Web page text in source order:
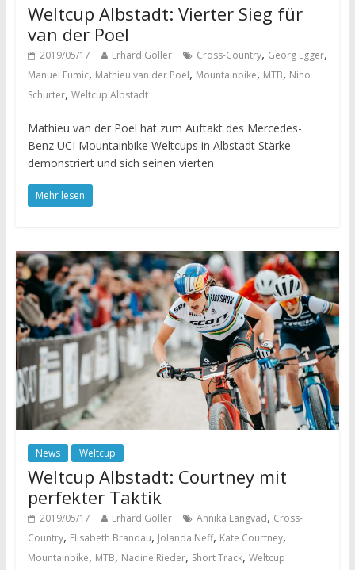
Weltcup Albstadt: Vierter Sieg für
van der Poel
2019/05/17 Erhard Goller Cross-Country, Georg Egger,
Manuel Fumic, Mathieu van der Poel, Mountainbike, MTB, Nino
Schurter, Weltcup Albstadt
Mathieu van der Poel hat zum Auftakt des Mercedes-
Benz UCI Mountainbike Weltcups in Albstadt Stärke
demonstriert und sich seinen vierten
Mehr lesen
News Weltcup
Weltcup Albstadt: Courtney mit
perfekter Taktik
2019/05/17 Erhard Goller Annika Langvad, Cross-
Country, Elisabeth Brandau, Jolanda Neff, Kate Courtney,
Mountainbike, MTB, Nadine Rieder, Short Track, Weltcup